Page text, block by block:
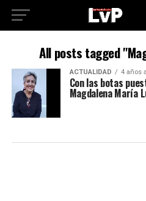
All posts tagged
ACTUALIDAD 4 años
Con las botas
Magdalena María